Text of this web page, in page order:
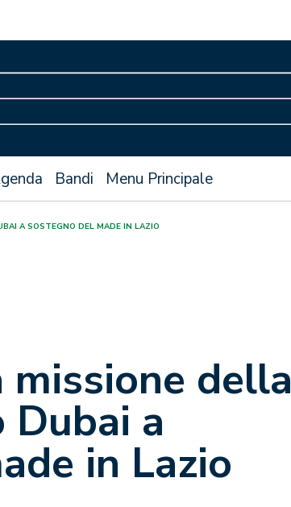
Bandi Menu Principale
A SOSTEGNO DEL MADE IN LAZIO
missione della
Dubai a
in Lazio